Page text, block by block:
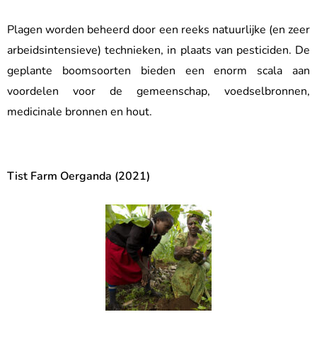
Plagen worden beheerd door een reeks natuurlijke (en zeer
arbeidsintensieve) technieken, in plaats van pesticiden. De
geplante boomsoorten bieden een enorm scala aan
voordelen voor de gemeenschap, voedselbronnen,
medicinale bronnen en hout.
Tist Farm Oerganda (2021)